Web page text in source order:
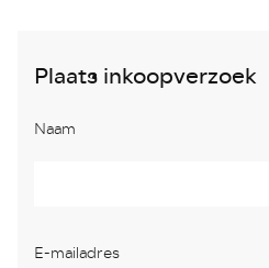
Plaats inkoopverzoek
Naam
E-mailadres